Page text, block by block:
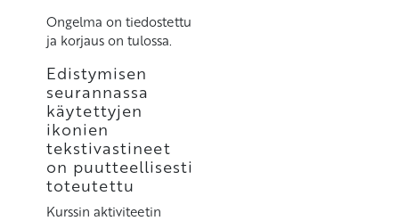
Ongelma on tiedostettu
ja korjaus on tulossa.
Edistymisen
seurannassa
käytettyjen
ikonien
tekstivastineet
on puutteellisesti
toteutettu
Kurssin aktiviteetin